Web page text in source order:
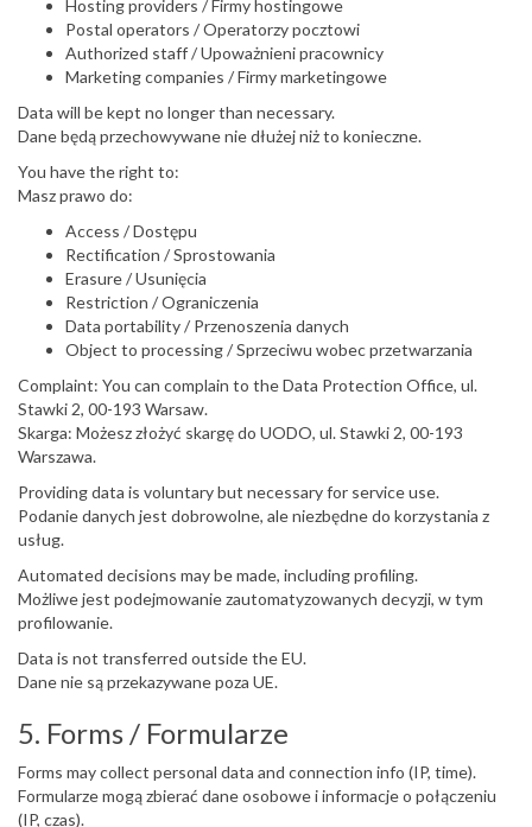
Hosting providers / Firmy hostingowe
Postal operators / Operatorzy pocztowi
Authorized staff / Upoważnieni pracownicy
Marketing companies / Firmy marketingowe
Data will be kept no longer than necessary.
Dane będą przechowywane nie dłużej niż to konieczne.
You have the right to:
Masz prawo do:
Access / Dostępu
Rectification / Sprostowania
Erasure / Usunięcia
Restriction / Ograniczenia
Data portability / Przenoszenia danych
Object to processing / Sprzeciwu wobec przetwarzania
Complaint: You can complain to the Data Protection Office, ul.
Stawki 2, 00-193 Warsaw.
Skarga: Możesz złożyć skargę do UODO, ul. Stawki 2, 00-193
Warszawa.
Providing data is voluntary but necessary for service use.
Podanie danych jest dobrowolne, ale niezbędne do korzystania z
usług.
Automated decisions may be made, including profiling.
Możliwe jest podejmowanie zautomatyzowanych decyzji, w tym
profilowanie.
Data is not transferred outside the EU.
Dane nie są przekazywane poza UE.
5. Forms / Formularze
Forms may collect personal data and connection info (IP, time).
Formularze mogą zbierać dane osobowe i informacje o połączeniu
(IP, czas).